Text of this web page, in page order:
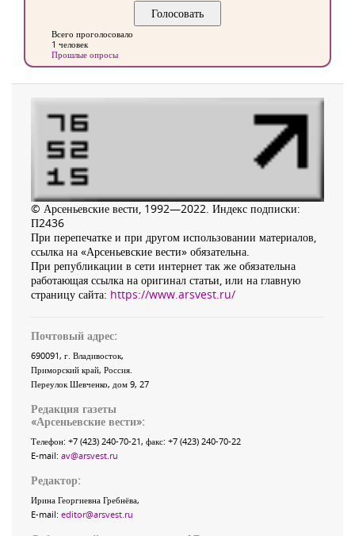
Всего проголосовало
1 человек
Прошлые опросы
© Арсеньевские вести, 1992—2022. Индекс подписки:
П2436
При перепечатке и при другом использовании материалов,
ссылка на «Арсеньевские вести» обязательна.
При републикации в сети интернет так же обязательна
работающая ссылка на оригинал статьи, или на главную
страницу сайта: https://www.arsvest.ru/
Почтовый адрес:
690091, г. Владивосток,
Приморский край, Россия
Переулок Шевченко, дом 9, 27
Редакция газеты
«Арсеньевские вести»:
Телефон: +7 (423) 240-70-21, факс: +7 (423) 240-70-22
E-mail: av@arsvest.ru
Редактор:
Ирина Георгиевна Гребнёва,
E-mail: editor@arsvest.ru